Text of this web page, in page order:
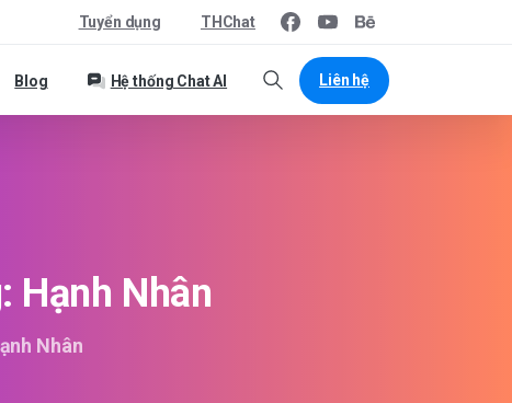
Tuyển dụng THChat
Blog Hệ thống Chat AI Liên hệ
Hạnh Nhân
Nhân